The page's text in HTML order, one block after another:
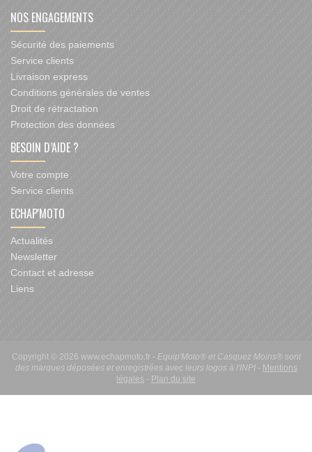
NOS ENGAGEMENTS
Sécurité des paiements
Service clients
Livraison express
Conditions générales de ventes
Droit de rétractation
Protection des données
BESOIN D’AIDE ?
Votre compte
Service clients
ECHAP'MOTO
Actualités
Newsletter
Contact et adresse
Liens
Copyright © 2026 www.echapmoto.fr - Equip'Moto® et Casquez Moins® sont
des marques déposées et enregistrées avec leurs logos à l'INPI- Mentions
légales - Plan du site